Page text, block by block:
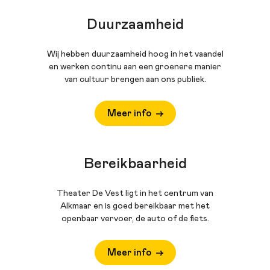
Duurzaamheid
Wij hebben duurzaamheid hoog in het vaandel
en werken continu aan een groenere manier
van cultuur brengen aan ons publiek.
Meer info
Bereikbaarheid
Theater De Vest ligt in het centrum van
Alkmaar en is goed bereikbaar met het
openbaar vervoer, de auto of de fiets.
Meer info